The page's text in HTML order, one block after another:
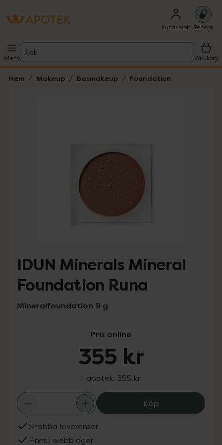
Kundklubb Recept
Meny
Sök
Varukorg
Hem Makeup Basmakeup Foundation
IDUN Minerals Mineral
Foundation Runa
Mineralfoundation 9 g
Pris online
355 kr
I apotek: 355 kr
KöpIDUN Minerals
Snabba leveranser
Finns i webblager